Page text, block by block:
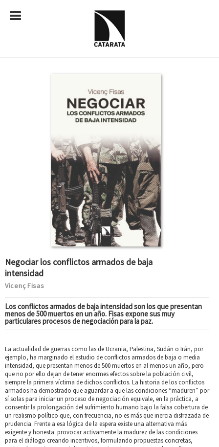
Negociar los conflictos armados de baja
intensidad
Vicenç Fisas
Los conflictos armados de baja intensidad son los que presentan
menos de 500 muertos en un año. Fisas expone sus muy
particulares procesos de negociación para la paz.
La actualidad de guerras como las de Ucrania, Palestina, Sudán o Irán, por
ejemplo, ha marginado el estudio de conflictos armados de baja o media
intensidad, que presentan menos de 500 muertos en al menos un año, pero
que no por ello dejan de tener enormes efectos sobre la población civil,
siempre la primera víctima de dichos conflictos. La historia de los conflictos
armados ha demostrado que aguardar a que las condiciones “maduren” por
sí solas para iniciar un proceso de negociación equivale, en la práctica, a
consentir la prolongación del sufrimiento humano bajo la falsa cobertura de
un realismo político que, con frecuencia, no es más que inercia disfrazada de
prudencia. Frente a esa lógica de la espera existe una alternativa más
exigente y honesta: provocar activamente la madurez de las condiciones
para el diálogo creando incentivos, formulando propuestas concretas,